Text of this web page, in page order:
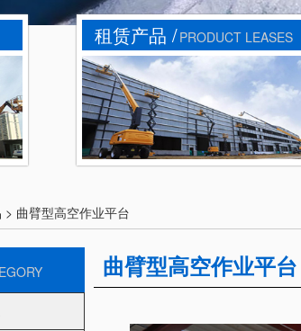
租赁产品 /PRODUCT LEASES
> 曲臂型高空作业平台
曲臂型高空作业平台